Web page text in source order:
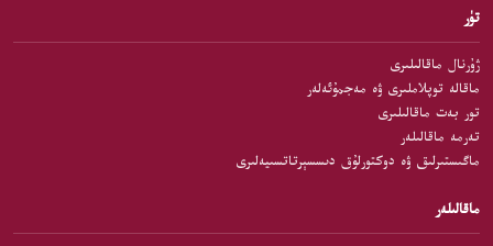
تۈر
ژۇرنال ماقالىلىرى
ماقالە توپلاملىرى ۋە مەجمۇئەلەر
تور بەت ماقالىلىرى
تەرمە ماقالىلەر
ماگىستىرلىق ۋە دوكتورلۇق دىسسېرتاتسىيەلىرى
ماقالىلەر